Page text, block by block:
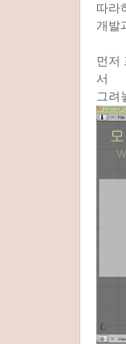
따라
개발
먼저
서
그려